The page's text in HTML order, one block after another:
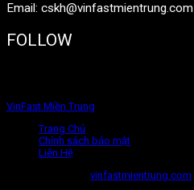
Email: cskh@vinfastmientrung.com
FOLLOW
VinFast Miền Trung
Trang Chủ
Chính sách bảo mật
Liên Hệ
vinfastmientrung.com